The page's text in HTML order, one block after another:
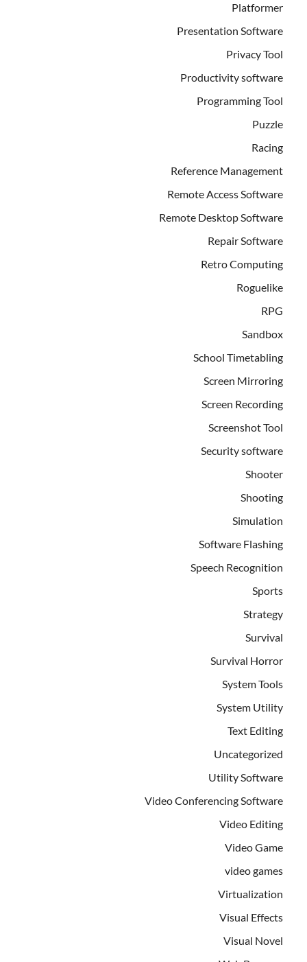
Platformer
Presentation Software
Privacy Tool
Productivity software
Programming Tool
Puzzle
Racing
Reference Management
Remote Access Software
Remote Desktop Software
Repair Software
Retro Computing
Roguelike
RPG
Sandbox
School Timetabling
Screen Mirroring
Screen Recording
Screenshot Tool
Security software
Shooter
Shooting
Simulation
Software Flashing
Speech Recognition
Sports
Strategy
Survival
Survival Horror
System Tools
System Utility
Text Editing
Uncategorized
Utility Software
Video Conferencing Software
Video Editing
Video Game
video games
Virtualization
Visual Effects
Visual Novel